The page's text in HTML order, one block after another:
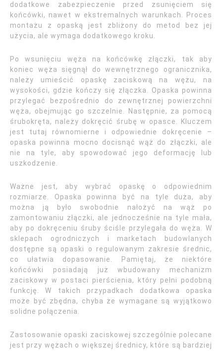
dodatkowe zabezpieczenie przed zsunięciem się
końcówki, nawet w ekstremalnych warunkach. Proces
montażu z opaską jest zbliżony do metod bez jej
użycia, ale wymaga dodatkowego kroku.
Po wsunięciu węża na końcówkę złączki, tak aby
koniec węża sięgnął do wewnętrznego ogranicznika,
należy umieścić opaskę zaciskową na wężu, na
wysokości, gdzie kończy się złączka. Opaska powinna
przylegać bezpośrednio do zewnętrznej powierzchni
węża, obejmując go szczelnie. Następnie, za pomocą
śrubokręta, należy dokręcić śrubę w opasce. Kluczem
jest tutaj równomierne i odpowiednie dokręcenie –
opaska powinna mocno docisnąć wąż do złączki, ale
nie na tyle, aby spowodować jego deformację lub
uszkodzenie.
Ważne jest, aby wybrać opaskę o odpowiednim
rozmiarze. Opaska powinna być na tyle duża, aby
można ją było swobodnie nałożyć na wąż po
zamontowaniu złączki, ale jednocześnie na tyle mała,
aby po dokręceniu śruby ściśle przylegała do węża. W
sklepach ogrodniczych i marketach budowlanych
dostępne są opaski o regulowanym zakresie średnic,
co ułatwia dopasowanie. Pamiętaj, że niektóre
końcówki posiadają już wbudowany mechanizm
zaciskowy w postaci pierścienia, który pełni podobną
funkcję. W takich przypadkach dodatkowa opaska
może być zbędna, chyba że wymagane są wyjątkowo
solidne połączenia.
Zastosowanie opaski zaciskowej szczególnie polecane
jest przy wężach o większej średnicy, które są bardziej